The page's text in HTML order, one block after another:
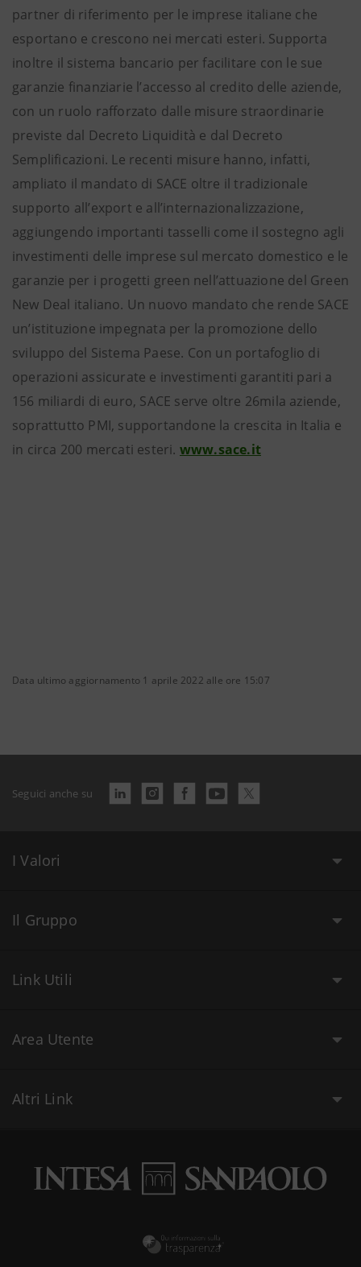
partner di riferimento per le imprese italiane che
esportano e crescono nei mercati esteri. Supporta
inoltre il sistema bancario per facilitare con le sue
garanzie finanziarie l’accesso al credito delle aziende,
con un ruolo rafforzato dalle misure straordinarie
previste dal Decreto Liquidità e dal Decreto
Semplificazioni. Le recenti misure hanno, infatti,
ampliato il mandato di SACE oltre il tradizionale
supporto all’export e all’internazionalizzazione,
aggiungendo importanti tasselli come il sostegno agli
investimenti delle imprese sul mercato domestico e le
garanzie per i progetti green nell’attuazione del Green
New Deal italiano. Un nuovo mandato che rende SACE
un’istituzione impegnata per la promozione dello
sviluppo del Sistema Paese. Con un portafoglio di
operazioni assicurate e investimenti garantiti pari a
156 miliardi di euro, SACE serve oltre 26mila aziende,
soprattutto PMI, supportandone la crescita in Italia e
in circa 200 mercati esteri. www.sace.it
Data ultimo aggiornamento 1 aprile 2022 alle ore 15:07
Seguici anche su
I Valori
Il Gruppo
Link Utili
Area Utente
Altri Link